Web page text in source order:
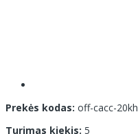
Prekės kodas: off-cacc-20kh
Turimas kiekis: 5